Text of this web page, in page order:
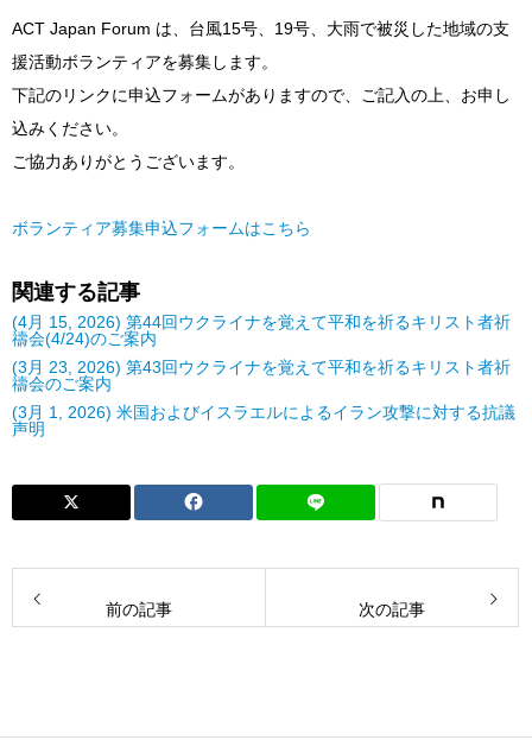
ACT Japan Forum は、台風15号、19号、大雨で被災した地域の支
援活動ボランティアを募集します。
下記のリンクに申込フォームがありますので、ご記入の上、お申し
込みください。
ご協力ありがとうございます。
ボランティア募集申込フォームはこちら
関連する記事
(4月 15, 2026) 第44回ウクライナを覚えて平和を祈るキリスト者祈
禱会(4/24)のご案内
(3月 23, 2026) 第43回ウクライナを覚えて平和を祈るキリスト者祈
禱会のご案内
(3月 1, 2026) 米国およびイスラエルによるイラン攻撃に対する抗議
声明
前の記事 次の記事